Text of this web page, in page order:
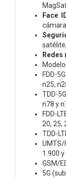
Face
satélite,
FDD-
n25,
TDD-
n78 y
FDD-
20, 25,
TDD-
UMTS/
1.900
GSM/
5G